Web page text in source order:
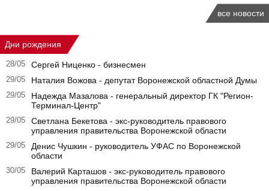
все новости
Дни рождения
28/05 Сергей Ниценко - бизнесмен
29/05 Наталия Вожова - депутат Воронежской областной Думы
29/05
Надежда Мазалова - генеральный директор ГК "Регион-
Терминал-Центр"
29/05
Светлана Бекетова - экс-руководитель правового
управления правительства Воронежской области
29/05
Денис Чушкин - руководитель УФАС по Воронежской
области
30/05
Валерий Карташов - экс-руководитель правового
управления правительства Воронежской области